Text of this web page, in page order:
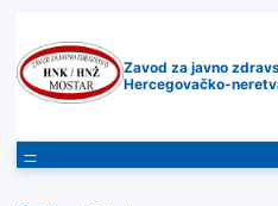
Zavod za javno
Hercegovačko-